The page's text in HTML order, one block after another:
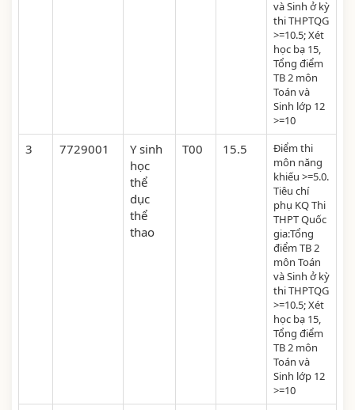
và Sinh ở kỳ
thi THPTQG
>=10.5; Xét
học bạ 15,
Tổng điểm
TB 2 môn
Toán và
Sinh lớp 12
>=10
3 7729001
Y sinh
học
thể
dục
thể
thao
T00 15.5
Điểm thi
môn năng
khiếu >=5.0.
Tiêu chí
phụ KQ Thi
THPT Quốc
gia:Tổng
điểm TB 2
môn Toán
và Sinh ở kỳ
thi THPTQG
>=10.5; Xét
học bạ 15,
Tổng điểm
TB 2 môn
Toán và
Sinh lớp 12
>=10